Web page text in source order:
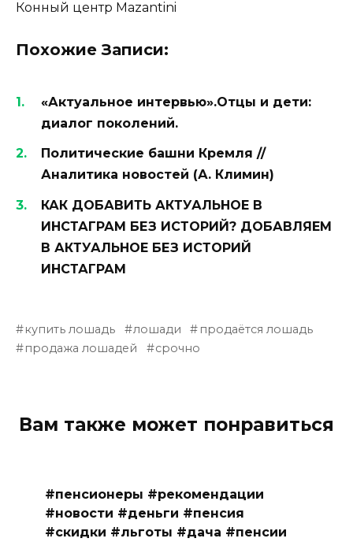
Конный центр Mazantini
Похожие Записи:
«Актуальное интервью».Отцы и дети:
диалог поколений.
Политические башни Кремля //
Аналитика новостей (А. Климин)
КАК ДОБАВИТЬ АКТУАЛЬНОЕ В
ИНСТАГРАМ БЕЗ ИСТОРИЙ? ДОБАВЛЯЕМ
В АКТУАЛЬНОЕ БЕЗ ИСТОРИЙ
ИНСТАГРАМ
купить лошадь лошади
продаётся лошадь
продажа лошадей
срочно
Вам также может понравиться
#пенсионеры #рекомендации
#новости #деньги #пенсия
#скидки #льготы #дача #пенсии